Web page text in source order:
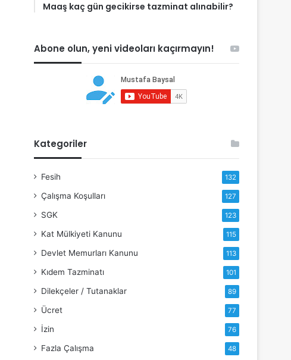
Maaş kaç gün gecikirse tazminat alınabilir?
Abone olun, yeni videoları kaçırmayın!
Kategoriler
Fesih 132
Çalışma Koşulları 127
SGK 123
Kat Mülkiyeti Kanunu 115
Devlet Memurları Kanunu 113
Kıdem Tazminatı 101
Dilekçeler / Tutanaklar 89
Ücret 77
İzin 76
Fazla Çalışma 48